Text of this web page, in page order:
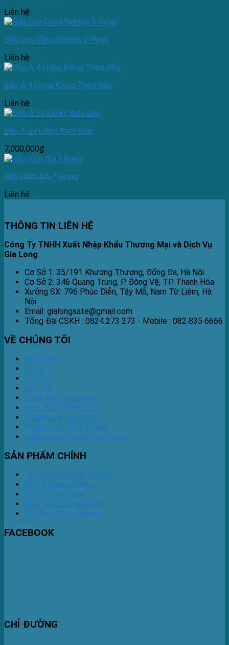
Liên hệ
Bếp Gas Công Nghiệp 3 Họng
Liên hệ
Bếp Á 4 Họng Kiềng Theo Bếp
Liên hệ
Bếp Á Ba kiềng theo bếp
7,000,000₫
Bếp Hầm Đôi 2 Họng
Liên hệ
THÔNG TIN LIÊN HỆ
Công Ty TNHH Xuất Nhập Khẩu Thương Mại và Dịch Vụ
Gia Long
Cơ Sở 1: 35/191 Khương Thượng, Đống Đa, Hà Nội
Cơ Sở 2: 346 Quang Trung, P. Đông Vệ, TP Thanh Hóa
Xưởng SX: 796 Phúc Diễn, Tây Mỗ, Nam Từ Liêm, Hà
Nội
Email: gialongsate@gmail.com
Tổng Đài CSKH : 0824 273 273 - Mobile : 082 835 6666
VỀ CHÚNG TÔI
Giới Thiệu
Dự Án
Tin Tức
Liên Hệ
Chính sách mua hàng
Hình thức thanh toán
Chính sách bảo hành
Chính sách đổi trả hàng
Chính sách bảo mật thông tin
SẢN PHẨM CHÍNH
Tủ Sấy Bát Công Nghiệp
Bếp Á Công Nghiệp
Máy Làm Đá Viên
Máy Rửa Bát Siêu Âm
Tủ Đông Công Nghiệp
FACEBOOK
CHỈ ĐƯỜNG